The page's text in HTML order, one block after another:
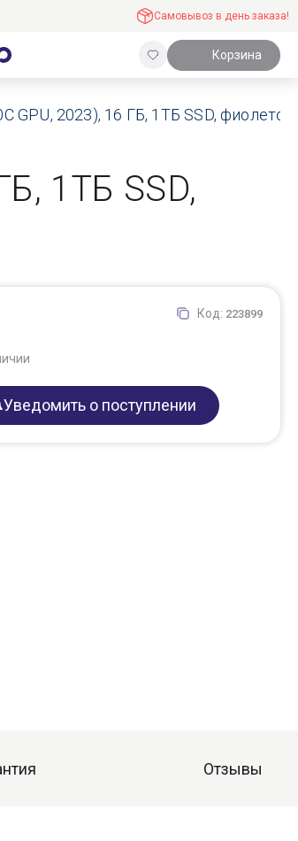
Самовывоз в день заказа!
Корзина
GPU, 2023), 16 ГБ, 1ТБ SSD,
1ТБ SSD,
Код: 223899
Уведомить о поступлении
Отзывы